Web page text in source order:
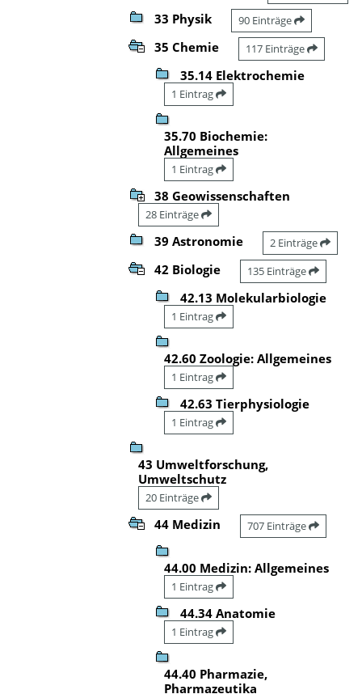
33 Physik 90 Einträge
35 Chemie 117 Einträge
35.14 Elektrochemie
1 Eintrag
35.70 Biochemie:
Allgemeines
1 Eintrag
38 Geowissenschaften
28 Einträge
39 Astronomie 2 Einträge
42 Biologie 135 Einträge
42.13 Molekularbiologie
1 Eintrag
42.60 Zoologie: Allgemeines
1 Eintrag
42.63 Tierphysiologie
1 Eintrag
43 Umweltforschung,
Umweltschutz
20 Einträge
44 Medizin 707 Einträge
44.00 Medizin: Allgemeines
1 Eintrag
44.34 Anatomie
1 Eintrag
44.40 Pharmazie,
Pharmazeutika